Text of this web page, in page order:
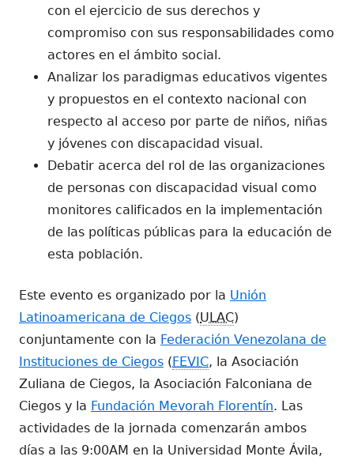
con el ejercicio de sus derechos y
compromiso con sus responsabilidades como
actores en el ámbito social.
Analizar los paradigmas educativos vigentes
y propuestos en el contexto nacional con
respecto al acceso por parte de niños, niñas
y jóvenes con discapacidad visual.
Debatir acerca del rol de las organizaciones
de personas con discapacidad visual como
monitores calificados en la implementación
de las políticas públicas para la educación de
esta población.
Este evento es organizado por la Unión
Latinoamericana de Ciegos (ULAC)
conjuntamente con la Federación Venezolana de
Instituciones de Ciegos (FEVIC, la Asociación
Zuliana de Ciegos, la Asociación Falconiana de
Ciegos y la Fundación Mevorah Florentín. Las
actividades de la jornada comenzarán ambos
días a las 9:00AM en la Universidad Monte Ávila,